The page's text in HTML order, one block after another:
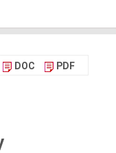
DOC PDF